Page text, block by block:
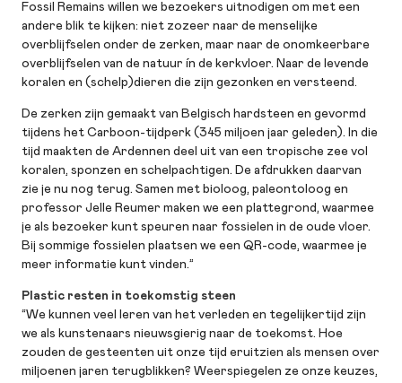
Fossil Remains willen we bezoekers uitnodigen om met een
andere blik te kijken: niet zozeer naar de menselijke
overblijfselen onder de zerken, maar naar de onomkeerbare
overblijfselen van de natuur ín de kerkvloer. Naar de levende
koralen en (schelp)dieren die zijn gezonken en versteend.
De zerken zijn gemaakt van Belgisch hardsteen en gevormd
tijdens het Carboon-tijdperk (345 miljoen jaar geleden). In die
tijd maakten de Ardennen deel uit van een tropische zee vol
koralen, sponzen en schelpachtigen. De afdrukken daarvan
zie je nu nog terug. Samen met bioloog, paleontoloog en
professor Jelle Reumer maken we een plattegrond, waarmee
je als bezoeker kunt speuren naar fossielen in de oude vloer.
Bij sommige fossielen plaatsen we een QR-code, waarmee je
meer informatie kunt vinden.”
Plastic resten in toekomstig steen
“We kunnen veel leren van het verleden en tegelijkertijd zijn
we als kunstenaars nieuwsgierig naar de toekomst. Hoe
zouden de gesteenten uit onze tijd eruitzien als mensen over
miljoenen jaren terugblikken? Weerspiegelen ze onze keuzes,